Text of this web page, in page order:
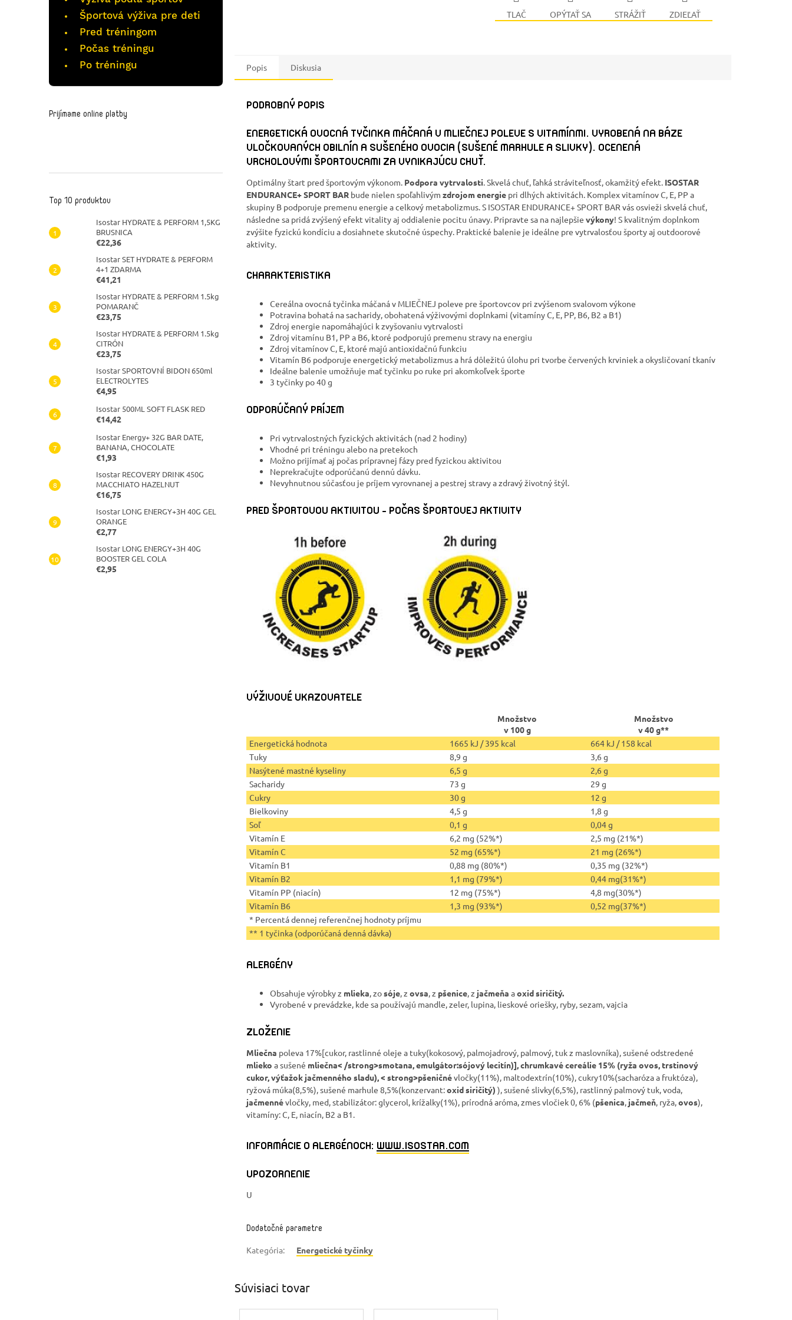
Športová výživa pre deti
Pred tréningom
Počas tréningu
Po tréningu
Prijímame online platby
Top 10 produktov
Isostar HYDRATE & PERFORM 1,5KG
BRUSNICA
€22,36
Isostar SET HYDRATE & PERFORM
4+1 ZDARMA
€41,21
Isostar HYDRATE & PERFORM 1.5kg
POMARANČ
€23,75
Isostar HYDRATE & PERFORM 1.5kg
CITRÓN
€23,75
Isostar SPORTOVNÍ BIDON 650ml
ELECTROLYTES
€4,95
Isostar 500ML SOFT FLASK RED
€14,42
Isostar Energy+ 32G BAR DATE,
BANANA, CHOCOLATE
€1,93
Isostar RECOVERY DRINK 450G
MACCHIATO HAZELNUT
€16,75
Isostar LONG ENERGY+3H 40G GEL
ORANGE
€2,77
Isostar LONG ENERGY+3H 40G
BOOSTER GEL COLA
€2,95
TLAČ OPÝTAŤ SA STRÁŽIŤ ZDIEĽAŤ
Popis Diskusia
PODROBNÝ POPIS
ENERGETICKÁ OVOCNÁ TYČINKA MÁČANÁ V MLIEČNEJ POLEVE S VITAMÍNMI. VYROBENÁ NA BÁZE
VLOČKOVANÝCH OBILNÍN A SUŠENÉHO OVOCIA (SUŠENÉ MARHULE A SLIVKY). OCENENÁ
VRCHOLOVÝMI ŠPORTOVCAMI ZA VYNIKAJÚCU CHUŤ.
Optimálny štart pred športovým výkonom. Podpora vytrvalosti. Skvelá chuť, ľahká stráviteľnosť, okamžitý efekt. ISOSTAR
ENDURANCE+ SPORT BAR bude nielen spoľahlivým zdrojomenergie pri dlhých aktivitách. Komplex vitamínov C, E, PP a
skupiny B podporuje premenu energie a celkový metabolizmus. S ISOSTAR ENDURANCE+ SPORT BAR vás osvieži skvelá chuť,
následne sa pridá zvýšený efekt vitality aj oddialenie pocitu únavy. Pripravte sa na najlepšie výkony! S kvalitným doplnkom
zvýšite fyzickú kondíciu a dosiahnete skutočné úspechy. Praktické balenie je ideálne pre vytrvalosťou športy aj outdoorové
aktivity.
CHARAKTERISTIKA
Cereálna ovocná tyčinka máčaná v MLIEČNEJ poleve pre športovcov pri zvýšenom svalovom výkone
Potravina bohatá na sacharidy, obohatená výživovými doplnkami (vitamíny C, E, PP, B6, B2 a B1)
Zdroj energie napomáhajúci k zvyšovaniu vytrvalosti
Zdroj vitamínu B1, PP a B6, ktoré podporujú premenu stravy na energiu
Zdroj vitamínov C, E, ktoré majú antioxidačnú funkciu
Vitamín B6 podporuje energetický metabolizmus a hrá dôležitú úlohu pri tvorbe červených krviniek a okysličovaní tkanív
Ideálne balenie umožňuje mať tyčinku po ruke pri akomkoľvek športe
3 tyčinky po 40 g
ODPORÚČANÝ PRÍJEM
Pri vytrvalostných fyzických aktivitách (nad 2 hodiny)
Vhodné pri tréningu alebo na pretekoch
Možno prijímať aj počas prípravnej fázy pred fyzickou aktivitou
Neprekračujte odporúčanú dennú dávku.
Nevyhnutnou súčasťou je príjem vyrovnanej a pestrej stravy a zdravý životný štýl.
PRED ŠPORTOVOU AKTIVITOU - POČAS ŠPORTOVEJ AKTIVITY
VÝŽIVOVÉ UKAZOVATELE
Množstvo
v 100 g
Množstvo
v 40 g**
Energetická hodnota
1665 kJ / 395 kcal
664 kJ / 158 kcal
Tuky
8,9 g
3,6 g
Nasýtené mastné kyseliny
6,5 g
2,6 g
Sacharidy
73 g
29 g
Cukry
30 g
12 g
Bielkoviny
4,5 g
1,8 g
Soľ
0,1 g
0,04 g
Vitamín E
6,2 mg (52%*)
2,5 mg (21%*)
Vitamín C
52 mg (65%*)
21 mg (26%*)
Vitamín B1
0,88 mg (80%*)
0,35 mg (32%*)
Vitamín B2
1,1 mg (79%*)
0,44 mg(31%*)
Vitamín PP (niacín)
12 mg (75%*)
4,8 mg(30%*)
Vitamín B6
1,3 mg (93%*)
0,52 mg(37%*)
* Percentá dennej referenčnej hodnoty príjmu
** 1 tyčinka (odporúčaná denná dávka)
ALERGÉNY
Obsahuje výrobky z mlieka, zosóje, z ovsa, z pšenice, z jačmeňa aoxid siričitý.
Vyrobené v prevádzke, kde sa používajú mandle, zeler, lupina, lieskové oriešky, ryby, sezam, vajcia
ZLOŽENIE
Mliečna poleva 17%[cukor, rastlinné oleje a tuky(kokosový, palmojadrový, palmový, tuk z maslovníka), sušené odstredené
mlieko a sušené mliečna< /strong>smotana, emulgátor:sójový lecitín)], chrumkavé cereálie 15% (ryža ovos, trstinový
cukor, výťažok jačmenného sladu), < strong>pšeničnévločky(11%), maltodextrín(10%), cukry10%(sacharóza a fruktóza),
ryžová múka(8,5%), sušené marhule 8,5%(konzervant:oxid siričitý) ), sušené slivky(6,5%), rastlinný palmový tuk, voda,
jačmennévločky, med, stabilizátor: glycerol, krížalky(1%), prírodná aróma, zmes vločiek 0, 6% (pšenica, jačmeň, ryža,ovos),
vitamíny: C, E, niacín, B2 a B1.
INFORMÁCIE O ALERGÉNOCH: WWW.ISOSTAR.COM
UPOZORNENIE
U
Dodatočné parametre
Kategória: Energetické tyčinky
Súvisiaci tovar